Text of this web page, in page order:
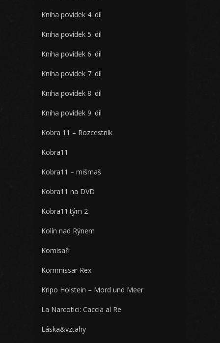
Kniha povídek 4. díl
Kniha povídek 5. díl
Kniha povídek 6. díl
Kniha povídek 7. díl
Kniha povídek 8. díl
Kniha povídek 9. díl
Kobra 11 – Rozcestník
Kobra11
Kobra11 – mišmaš
Kobra11 na DVD
Kobra11:tým 2
Kolín nad Rýnem
Komisaři
Kommissar Rex
Kripo Holstein – Mord und Meer
La Narcotici: Caccia al Re
Láska&vztahy